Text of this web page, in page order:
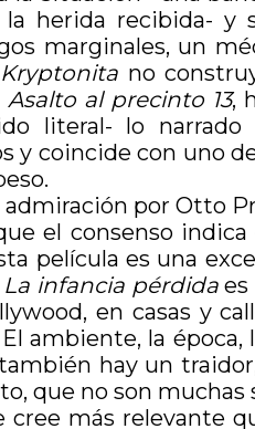
herida recibida- y
marginales, un
Kryptonita no
Asalto al precinto 13,
literal- lo narrado
y coincide con uno
por Otto
el consenso
película es una
La infancia pérdidaes
en casas y
ambiente, la época,
hay un
que no son
más relevante